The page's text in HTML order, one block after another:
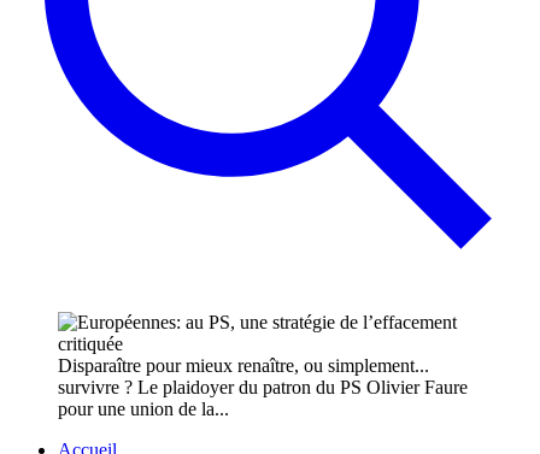
Disparaître pour mieux renaître, ou simplement...
survivre ? Le plaidoyer du patron du PS Olivier Faure
pour une union de la...